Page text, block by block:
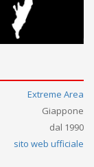
Extreme Area
Giappone
dal 1990
sito web ufficiale